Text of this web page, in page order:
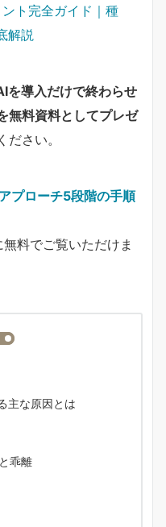
ト完全ガイド｜種
解説
を導入だけで終わらせ
無料資料としてプレゼ
さい。
プローチ5段階の手順
料でご覧いただけま
主な原因とは
乖離